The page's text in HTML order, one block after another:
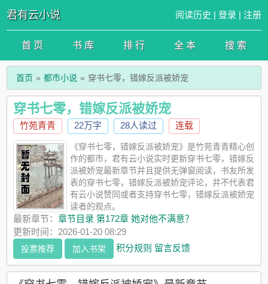
君有云小说 阅读历史 | 登录 | 注册
首 页 书 库 排 行 全 本 搜 索
首页 都市小说 穿书七零，错嫁反派被娇宠
穿书七零，错嫁反派被娇宠
竹苑青青 22万字 28人读过 连载
《穿书七零，错嫁反派被娇宠》是竹苑青青精心创
作的都市，君有云小说实时更新穿书七零，错嫁反
派被娇宠最新章节并且提供无弹窗阅读，书友所发
表的穿书七零，错嫁反派被娇宠评论，并不代表君
有云小说赞同或者支持穿书七零，错嫁反派被娇宠
读者的观点。
最新章节：章节目录 第172章 她对他不满意？
更新时间：2026-01-20 08:29
投票推荐 加入书架 积分规则 留言反馈